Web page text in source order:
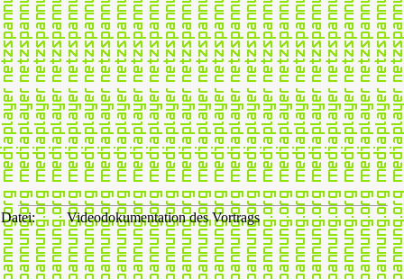
Datei: Videodokumentation des Vortrags